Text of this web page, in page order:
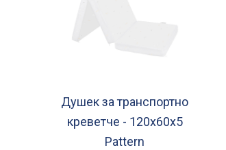
Душек за транспортно
креветче - 120x60x5
Pattern